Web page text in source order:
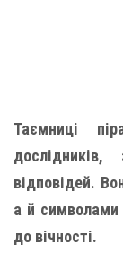
Таємниці
відповідей.
а й символами
до вічності.